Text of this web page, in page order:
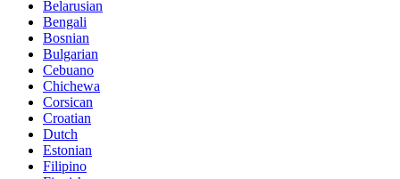
Belarusian
Bengali
Bosnian
Bulgarian
Cebuano
Chichewa
Corsican
Croatian
Dutch
Estonian
Filipino